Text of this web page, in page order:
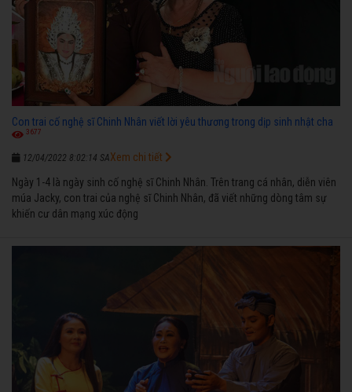
Con trai cố nghệ sĩ Chinh Nhân viết lời yêu thương trong dịp sinh nhật cha
3677
12/04/2022 8:02:14 SA
Ngày 1-4 là ngày sinh cố nghệ sĩ Chinh Nhân. Trên trang cá nhân, diễn viên
múa Jacky, con trai của nghệ sĩ Chinh Nhân, đã viết những dòng tâm sự
khiến cư dân mạng xúc động
Xem chi tiết